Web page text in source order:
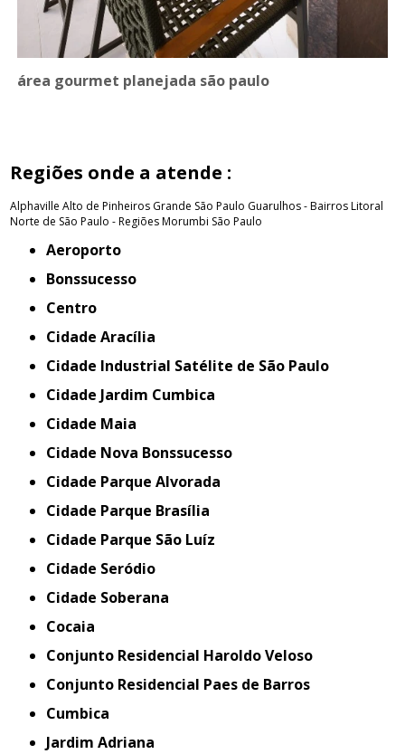
área gourmet planejada são paulo
Regiões onde a atende :
Alphaville Alto de Pinheiros Grande São Paulo Guarulhos - BairrosLitoral
Norte de São Paulo - RegiõesMorumbi São Paulo
Aeroporto
Bonssucesso
Centro
Cidade Aracília
Cidade Industrial Satélite de São Paulo
Cidade Jardim Cumbica
Cidade Maia
Cidade Nova Bonssucesso
Cidade Parque Alvorada
Cidade Parque Brasília
Cidade Parque São Luíz
Cidade Seródio
Cidade Soberana
Cocaia
Conjunto Residencial Haroldo Veloso
Conjunto Residencial Paes de Barros
Cumbica
Jardim Adriana